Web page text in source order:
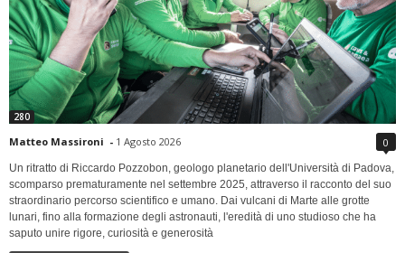
280
Matteo Massironi - 1 Agosto 2026 0
Un ritratto di Riccardo Pozzobon, geologo planetario dell'Università di Padova,
scomparso prematuramente nel settembre 2025, attraverso il racconto del suo
straordinario percorso scientifico e umano. Dai vulcani di Marte alle grotte
lunari, fino alla formazione degli astronauti, l'eredità di uno studioso che ha
saputo unire rigore, curiosità e generosità